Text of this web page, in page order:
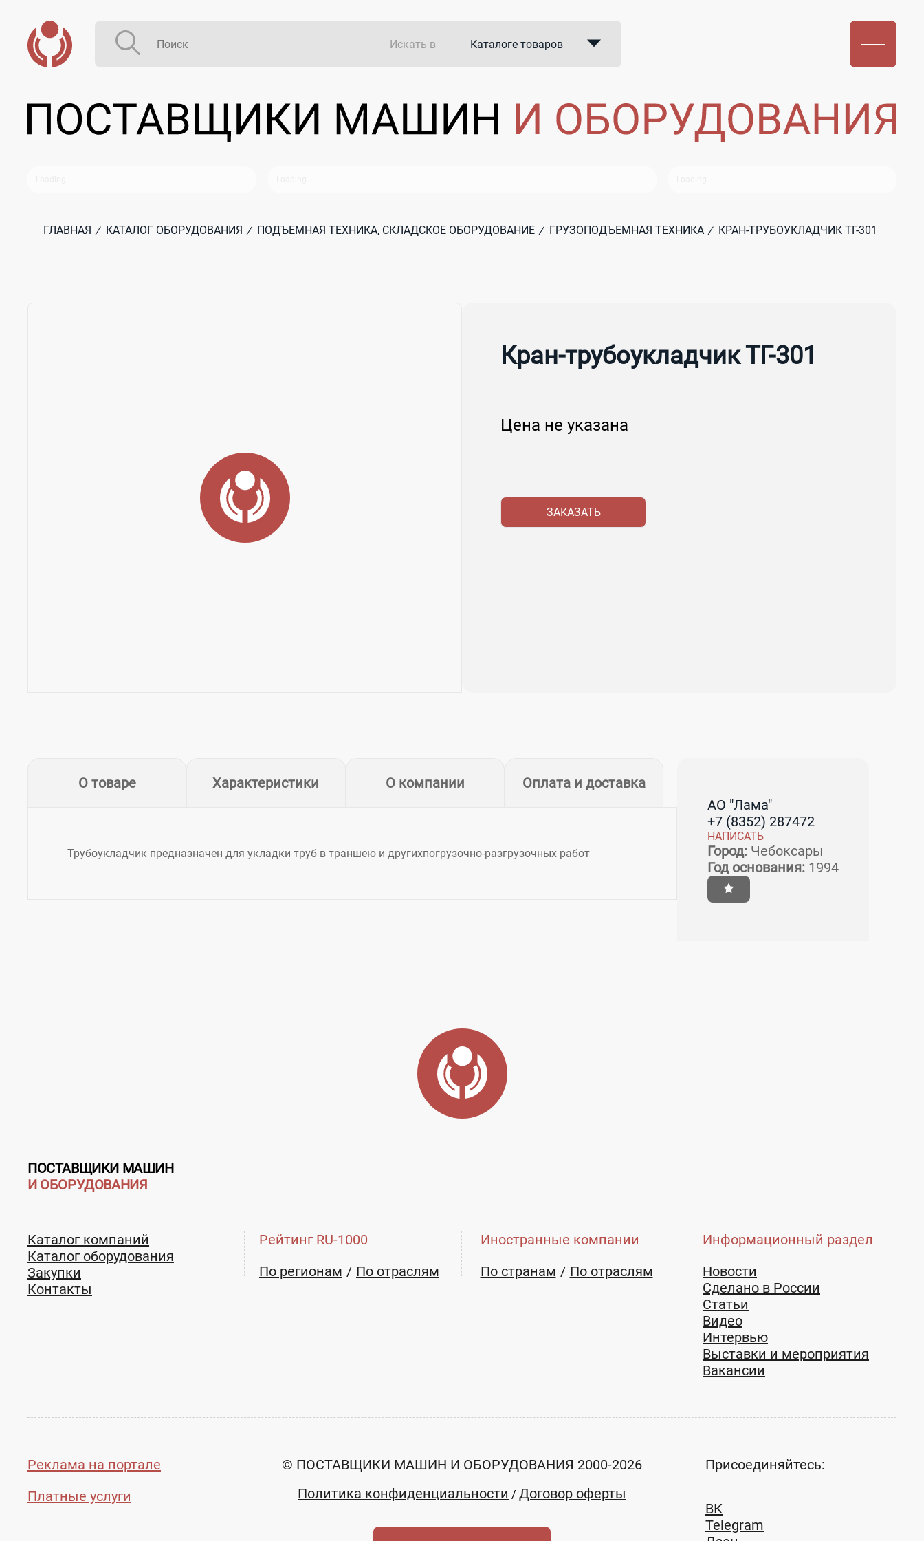
Искать в Каталоге товаров
В закупках
ГЛАВНАЯ / КАТАЛОГ ОБОРУДОВАНИЯ / ПОДЪЕМНАЯ ТЕХНИКА, СКЛАДСКОЕ ОБОРУДОВАНИЕ / ГРУЗОПОДЪЕМНАЯ ТЕХНИКА / КРАН-ТРУБОУКЛАДЧИК ТГ-301
Кран-трубоукладчик ТГ-301
Цена не указана
ЗАКАЗАТЬ
О товаре Характеристики О компании Оплата и доставка
Трубоукладчик предназначен для укладки труб в траншею и другихпогрузочно-разгрузочных работ
АО "Лама"
+7 (8352) 287472
НАПИСАТЬ
Город: Чебоксары
Год основания: 1994
ПОСТАВЩИКИ МАШИН
И ОБОРУДОВАНИЯ
Каталог компаний
Каталог оборудования
Закупки
Контакты
Рейтинг RU-1000
По регионам
По отраслям
Иностранные компании
По странам
По отраслям
Информационный раздел
Новости
Сделано в России
Статьи
Видео
Интервью
Выставки и мероприятия
Вакансии
Реклама на портале
Платные услуги
© ПОСТАВЩИКИ МАШИН И ОБОРУДОВАНИЯ 2000-2026
Политика конфиденциальности / Договор оферты
Присоединяйтесь:
ВК
Telegram